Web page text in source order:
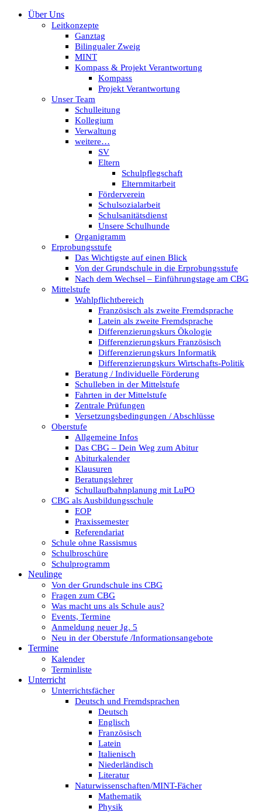
Über Uns
Leitkonzepte
Ganztag
Bilingualer Zweig
MINT
Kompass & Projekt Verantwortung
Kompass
Projekt Verantwortung
Unser Team
Schulleitung
Kollegium
Verwaltung
weitere…
SV
Eltern
Schulpflegschaft
Elternmitarbeit
Förderverein
Schulsozialarbeit
Schulsanitätsdienst
Unsere Schulhunde
Organigramm
Erprobungsstufe
Das Wichtigste auf einen Blick
Von der Grundschule in die Erprobungsstufe
Nach dem Wechsel – Einführungstage am CBG
Mittelstufe
Wahlpflichtbereich
Französisch als zweite Fremdsprache
Latein als zweite Fremdsprache
Differenzierungskurs Ökologie
Differenzierungskurs Französisch
Differenzierungskurs Informatik
Differenzierungskurs Wirtschafts-Politik
Beratung / Individuelle Förderung
Schulleben in der Mittelstufe
Fahrten in der Mittelstufe
Zentrale Prüfungen
Versetzungsbedingungen / Abschlüsse
Oberstufe
Allgemeine Infos
Das CBG – Dein Weg zum Abitur
Abiturkalender
Klausuren
Beratungslehrer
Schullaufbahnplanung mit LuPO
CBG als Ausbildungsschule
EOP
Praxissemester
Referendariat
Schule ohne Rassismus
Schulbroschüre
Schulprogramm
Neulinge
Von der Grundschule ins CBG
Fragen zum CBG
Was macht uns als Schule aus?
Events, Termine
Anmeldung neuer Jg. 5
Neu in der Oberstufe /Informationsangebote
Termine
Kalender
Terminliste
Unterricht
Unterrichtsfächer
Deutsch und Fremdsprachen
Deutsch
Englisch
Französisch
Latein
Italienisch
Niederländisch
Literatur
Naturwissenschaften/MINT-Fächer
Mathematik
Physik